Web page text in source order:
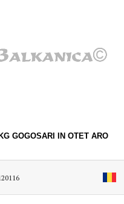
GOGOSARI IN OTET ARO